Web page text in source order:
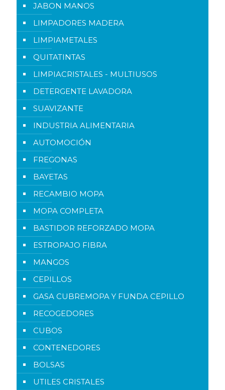
JABON MANOS
LIMPADORES MADERA
LIMPIAMETALES
QUITATINTAS
LIMPIACRISTALES - MULTIUSOS
DETERGENTE LAVADORA
SUAVIZANTE
INDUSTRIA ALIMENTARIA
AUTOMOCIÓN
FREGONAS
BAYETAS
RECAMBIO MOPA
MOPA COMPLETA
BASTIDOR REFORZADO MOPA
ESTROPAJO FIBRA
MANGOS
CEPILLOS
GASA CUBREMOPA Y FUNDA CEPILLO
RECOGEDORES
CUBOS
CONTENEDORES
BOLSAS
UTILES CRISTALES